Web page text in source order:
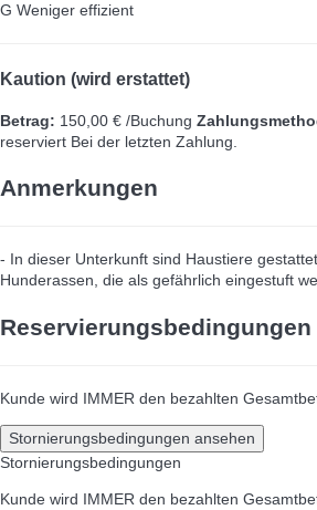
G Weniger effizient
Kaution (wird erstattet)
Betrag: 150,00 € /Buchung
reserviert Bei der letzten Zahlung.
Anmerkungen
- In dieser Unterkunft sind Haustiere
Hunderassen, die als gefährlich eingestuft
Reservierungsbedingungen
Kunde wird IMMER den bezahlten
Stornierungsbedingungen ansehen
Stornierungsbedingungen
Kunde wird IMMER den bezahlten